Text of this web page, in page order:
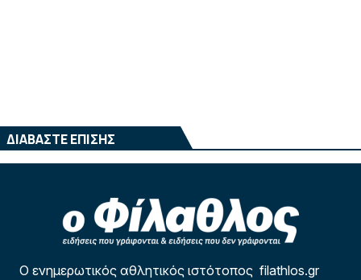
ΔΙΑΒΑΣΤΕ ΕΠΙΣΗΣ
Ο ενημερωτικός αθλητικός ιστότοπος filathlos.gr